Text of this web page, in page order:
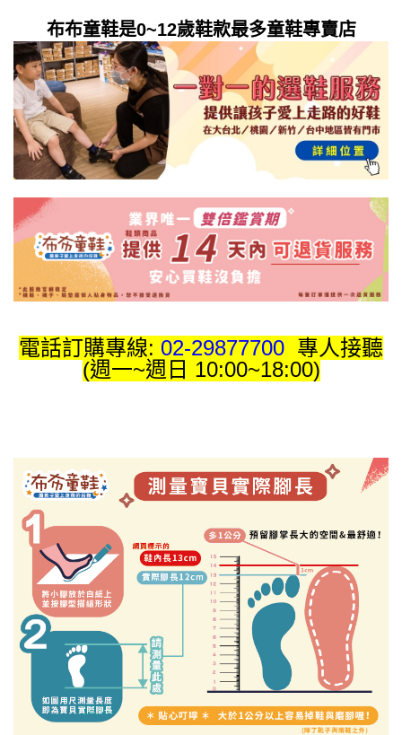
布布童鞋是0~12歲鞋款最多童鞋專賣店
電話訂購專線: 02-29877700 專人接聽
(週一~週日 10:00~18:00)